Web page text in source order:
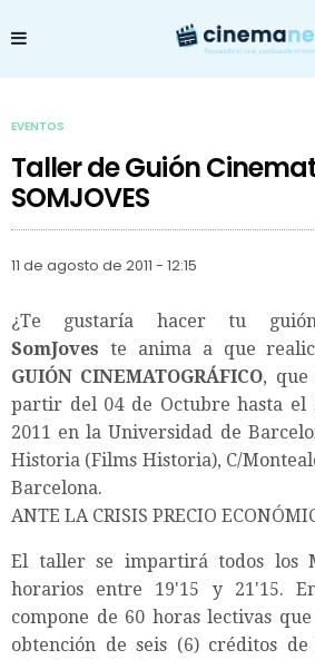
EVENTOS
Taller de Guión
SOMJOVES
11 de agosto de 2011 - 12:15
¿Te gustaría hacer tu guión
SomJoves te anima a que
GUIÓN CINEMATOGRÁFICO, que
partir del 04 de Octubre hasta el
2011 en la Universidad de
Historia (Films Historia), C/
Barcelona.
ANTE LA CRISIS PRECIO
El taller se impartirá todos los
horarios entre 19'15 y 21'15.
compone de 60 horas lectivas
obtención de seis (6) créditos